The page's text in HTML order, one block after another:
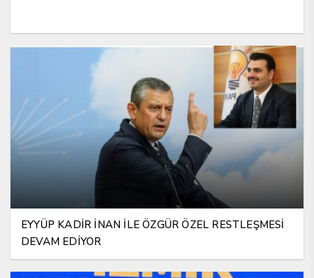
EYYÜP KADİR İNAN İLE ÖZGÜR ÖZEL RESTLEŞMESİ
DEVAM EDİYOR